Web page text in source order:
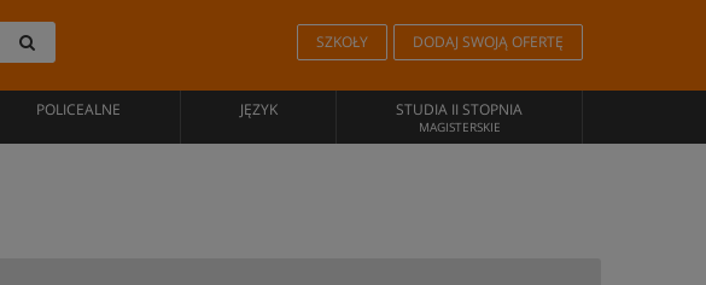
SZKOŁY DODAJ SWOJĄ OFERTĘ
POLICEALNE JĘZYK STUDIA II STOPNIA
MAGISTERSKIE